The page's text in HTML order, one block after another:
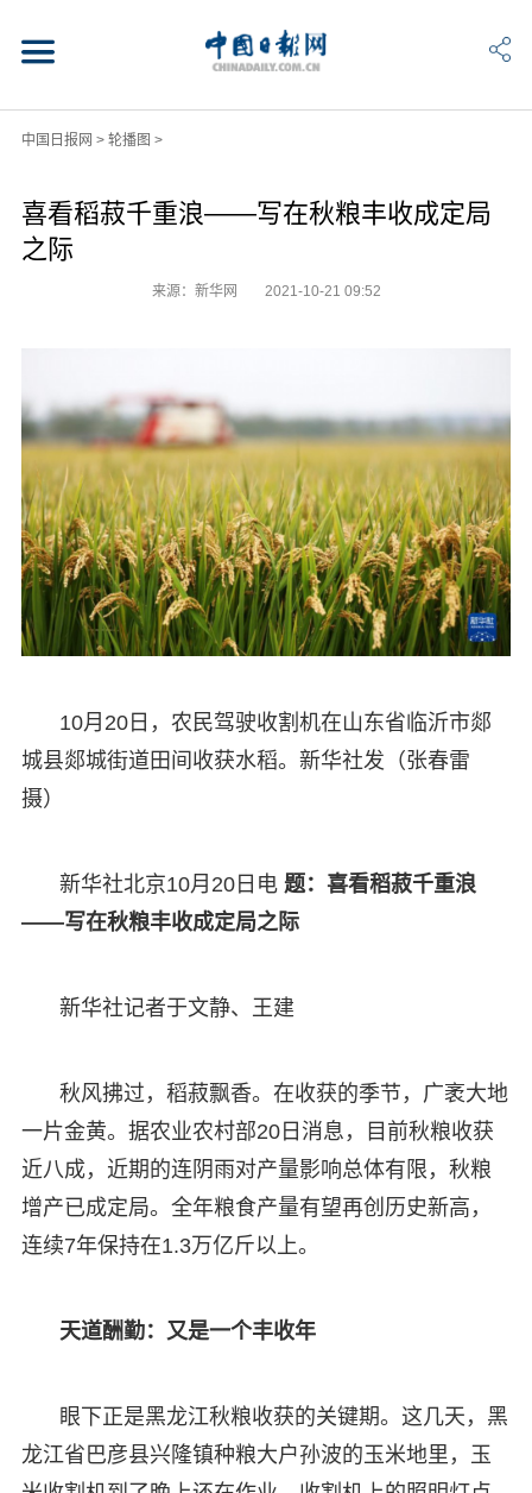
中国日报网 > 轮播图 >
喜看稻菽千重浪——写在秋粮丰收成定局
之际
来源：新华网 2021-10-21 09:52
10月20日，农民驾驶收割机在山东省临沂市郯
城县郯城街道田间收获水稻。新华社发（张春雷
摄）
新华社北京10月20日电 题：喜看稻菽千重浪
——写在秋粮丰收成定局之际
新华社记者于文静、王建
秋风拂过，稻菽飘香。在收获的季节，广袤大地
一片金黄。据农业农村部20日消息，目前秋粮收获
近八成，近期的连阴雨对产量影响总体有限，秋粮
增产已成定局。全年粮食产量有望再创历史新高，
连续7年保持在1.3万亿斤以上。
天道酬勤：又是一个丰收年
眼下正是黑龙江秋粮收获的关键期。这几天，黑
龙江省巴彦县兴隆镇种粮大户孙波的玉米地里，玉